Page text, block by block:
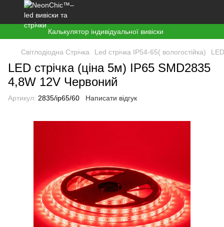
Калькулятор індивідуальної вивіски
Світлодіодна Стрічка Led стрічка ІР54-65( вологостійка)
LED стрічка (ціна 5м) IP65 SMD2835
4,8W 12V Червоний
Артикул: 2835/ір65/60 Написати відгук